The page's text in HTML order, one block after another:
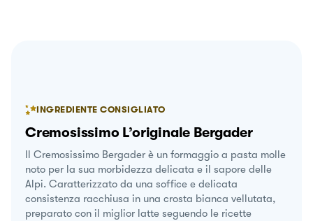
INGREDIENTE CONSIGLIATO
Cremosissimo L’originale Bergader
Il Cremosissimo Bergader è un formaggio a pasta molle
noto per la sua morbidezza delicata e il sapore delle
Alpi. Caratterizzato da una soffice e delicata
consistenza racchiusa in una crosta bianca vellutata,
preparato con il miglior latte seguendo le ricette